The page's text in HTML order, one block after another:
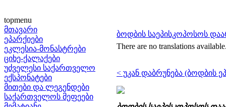
topmenu
მთავარი
ეპარქიები
ეკლესია-მონასტრები
ციხე-ქალაქები
უძველესი საქართველო
ექსპონატები
მითები და ლეგენდები
საქართველოს მეფეები
ბოდბის საეპისკოპოსოს
There are no translations
< უკან დაბრუნება (ბოდბის